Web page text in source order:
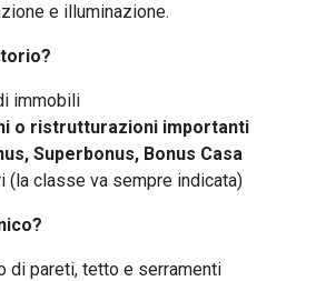
e illuminazione.
immobili
o ristrutturazioni importanti
Superbonus, Bonus Casa
(la classe va sempre indicata)
di pareti, tetto e serramenti